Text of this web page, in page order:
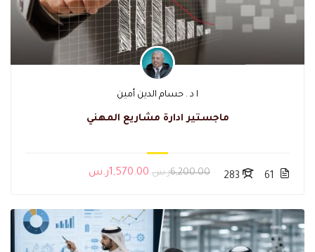
ا د . حسام الدين أمين
ماجستير ادارة مشاريع المهني
61
283 6,200.00ر.س 1,570.00ر.س